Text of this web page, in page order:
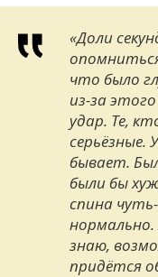
«Доли
что было
из-за
удар. Те,
серьёзные.
бывает.
были бы
спина
знаю,
придётся